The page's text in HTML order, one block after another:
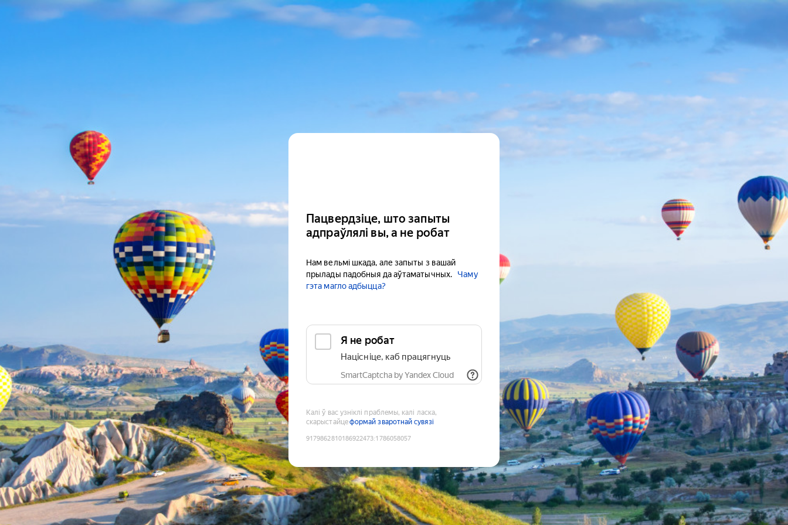
Пацвердзіце, што запыты
адпраўлялі вы, а не робат
Нам вельмі шкада, але запыты з вашай
прылады падобныя да аўтаматычных.
Чаму
гэта магло адбыцца?
Я не робат
Націсніце, каб працягнуць
SmartCaptcha by Yandex Cloud
Калі ў вас узніклі праблемы, калі ласка,
скарыстайцеформай зваротнай сувязі
9179862810186922473:1786058057